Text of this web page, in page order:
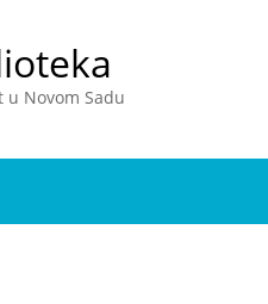
u Novom Sadu